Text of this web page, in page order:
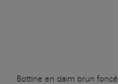
Bottine en daim brun foncé